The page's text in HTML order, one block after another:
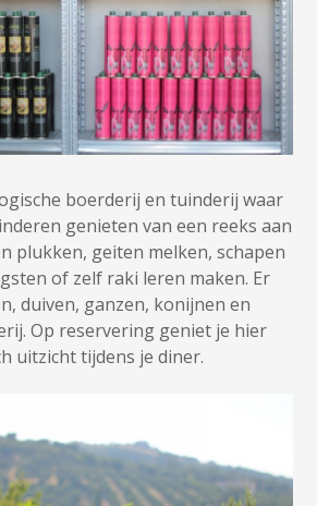
boerderij en tuinderij waar
genieten van een reeks aan
plukken, geiten melken, schapen
of zelf raki leren maken. Er
duiven, ganzen, konijnen en
Op reservering geniet je hier
uitzicht tijdens je diner.